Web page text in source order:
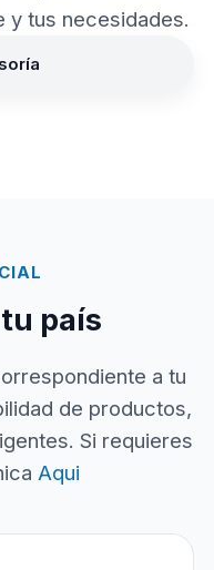
y tus necesidades.
país
a tu
de productos,
Si requieres
Aqui